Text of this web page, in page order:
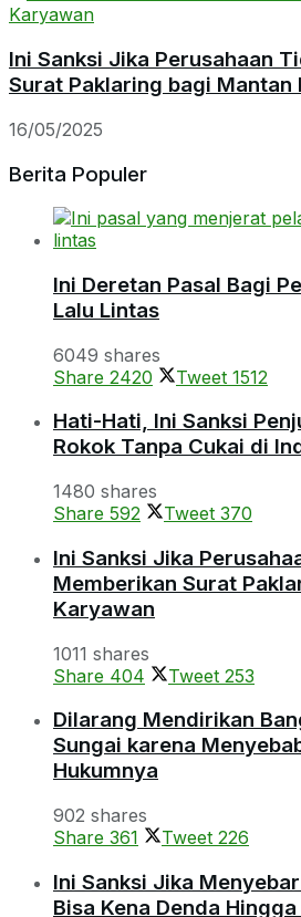
Ini Sanksi Jika Perusahaan
Surat Paklaring bagi Mantan
16/05/2025
Berita Populer
Ini Deretan Pasal Bagi
Lalu Lintas
6049 shares
Share 2420 Tweet 1512
Hati-Hati, Ini Sanksi
Rokok Tanpa Cukai di
1480 shares
Share 592 Tweet 370
Ini Sanksi Jika
Memberikan Surat
Karyawan
1011 shares
Share 404 Tweet 253
Dilarang Mendirikan
Sungai karena
Hukumnya
902 shares
Share 361 Tweet 226
Ini Sanksi Jika
Bisa Kena Denda